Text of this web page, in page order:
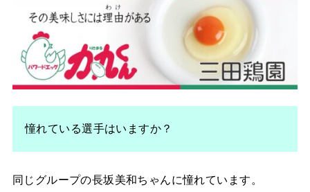
憧れている選手はいますか？
同じグループの長坂美和ちゃんに憧れています。